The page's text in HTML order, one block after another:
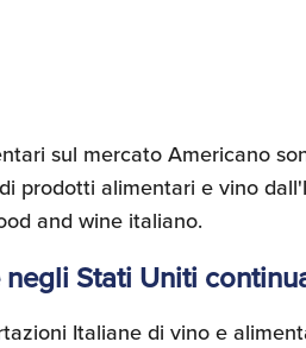
sul mercato Americano
prodotti alimentari e vino
and wine italiano.
Stati Uniti
Italiane di vino e